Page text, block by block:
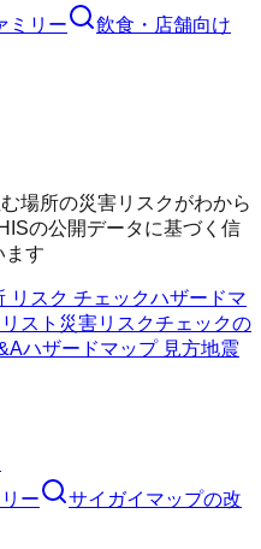
ミリー
飲食・店舗向け
場所の災害リスクがわから
の公開データに基づく信
ます
リスク チェックハザードマ
スト 災害リスクチェックの
ハザードマップ 見方地震
ー サイガイマップの改